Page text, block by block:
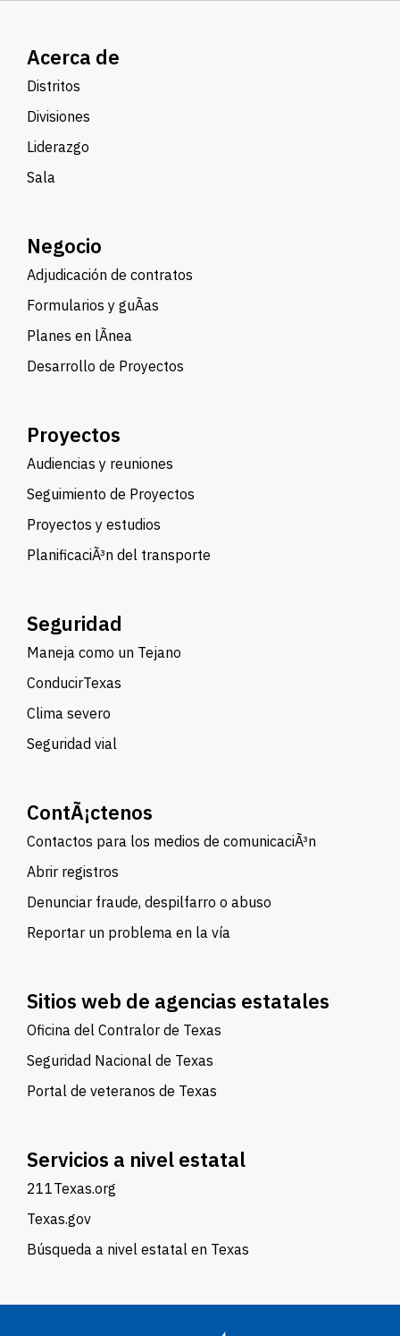
Acerca de
Distritos
Divisiones
Liderazgo
Sala
Negocio
Adjudicación de contratos
Formularios y guÃ­as
Planes en lÃ­nea
Desarrollo de Proyectos
Proyectos
Audiencias y reuniones
Seguimiento de Proyectos
Proyectos y estudios
PlanificaciÃ³n del transporte
Seguridad
Maneja como un Tejano
ConducirTexas
Clima severo
Seguridad vial
ContÃ¡ctenos
Contactos para los medios de comunicaciÃ³n
Abrir registros
Denunciar fraude, despilfarro o abuso
Reportar un problema en la vía
Sitios web de agencias estatales
Oficina del Contralor de Texas
Seguridad Nacional de Texas
Portal de veteranos de Texas
Servicios a nivel estatal
211Texas.org
Texas.gov
Búsqueda a nivel estatal en Texas